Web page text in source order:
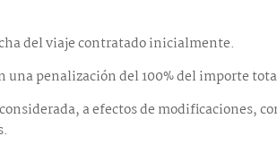
del viaje contratado inicialmente.
una penalización del 100% del importe
a efectos de modificaciones,